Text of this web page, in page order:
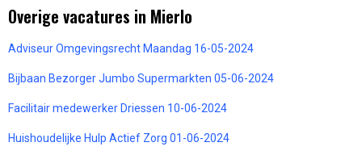
Overige vacatures in Mierlo
Adviseur Omgevingsrecht Maandag 16-05-2024
Bijbaan Bezorger Jumbo Supermarkten 05-06-2024
Facilitair medewerker Driessen 10-06-2024
Huishoudelijke Hulp Actief Zorg 01-06-2024